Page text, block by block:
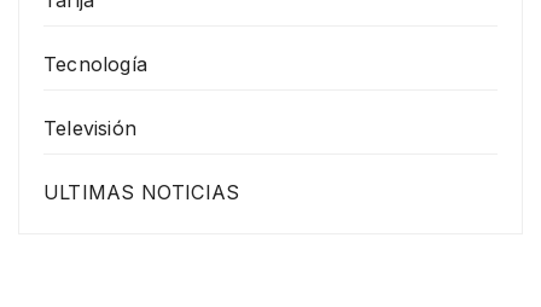
Tecnología
Televisión
ULTIMAS NOTICIAS